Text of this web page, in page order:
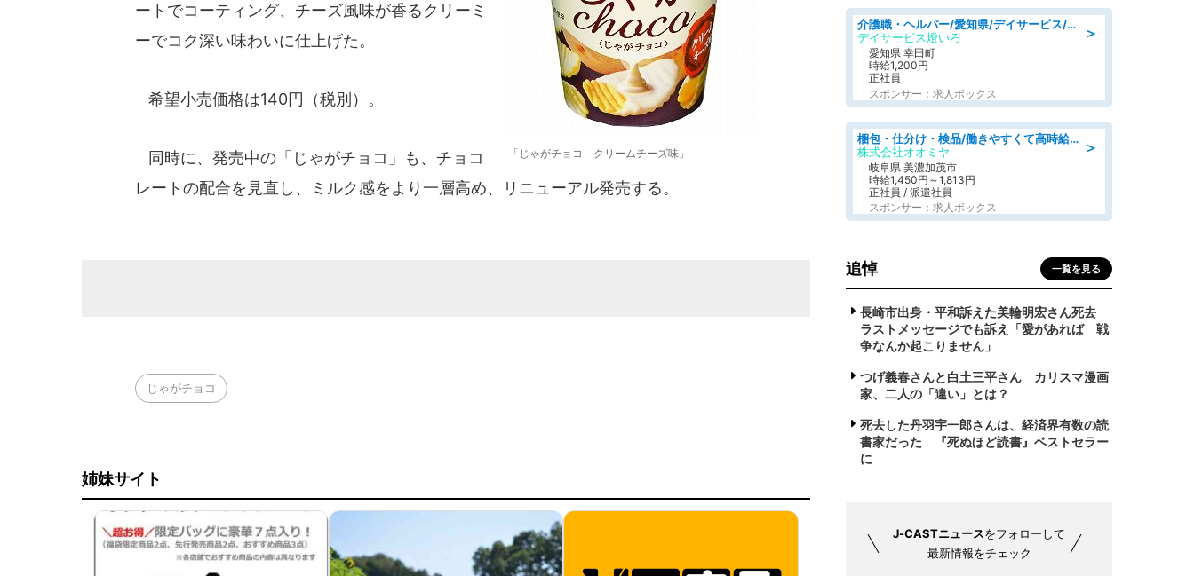
「じゃがチョコ クリームチーズ味」
ートでコーティング、チーズ風味が香るクリーミ
ーでコク深い味わいに仕上げた。
希望小売価格は140円（税別）。
同時に、発売中の「じゃがチョコ」も、チョコ
レートの配合を見直し、ミルク感をより一層高め、リニューアル発売する。
じゃがチョコ
姉妹サイト
＞
介護職・ヘルパー/愛知県/デイサービス/JR東海道本線 幸田/額田郡幸田町
デイサービス燈いろ
愛知県 幸田町
時給1,200円
正社員
スポンサー：求人ボックス
＞
梱包・仕分け・検品/働きやすくて高時給の仕分け作業長期休暇充実/残業なし
株式会社オオミヤ
岐阜県 美濃加茂市
時給1,450円～1,813円
正社員 / 派遣社員
スポンサー：求人ボックス
追悼 一覧を見る
長崎市出身・平和訴えた美輪明宏さん死去
ラストメッセージでも訴え「愛があれば 戦
争なんか起こりません」
つげ義春さんと白土三平さん カリスマ漫画
家、二人の「違い」とは？
死去した丹羽宇一郎さんは、経済界有数の読
書家だった 『死ぬほど読書』ベストセラー
に
J-CASTニュースをフォローして
最新情報をチェック